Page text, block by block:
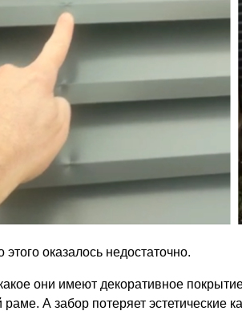
оказалось недостаточно.
они имеют декоративное
А забор потеряет эстетические